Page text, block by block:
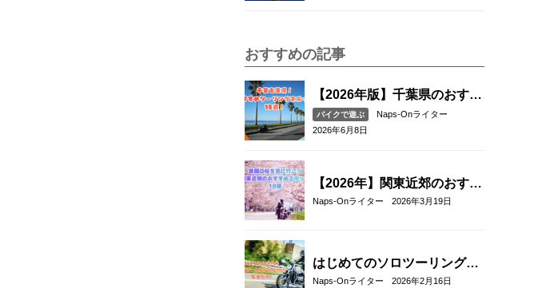
おすすめの記事
【2026年版】千葉県のおすす
めツーリングスポット15選｜
海沿い・絶景・ワインディン
バイクで遊ぶ
Naps-Onライター
2026年6月8日
【2026年】関東近郊のおすす
めお花見ツーリングスポット
Naps-Onライター 2026年3月19日
はじめてのソロツーリング完
全ガイド｜バイク初心者が不
Naps-Onライター 2026年2月16日